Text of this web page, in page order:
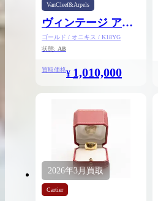
VanCleef&Arpels
ヴィンテージ アル
ハンブラ ネックレ
ス 10P
ゴールド / オニキス / K18YG
状態: AB
買取価格¥ 1,010,000
2026年3月買取
Cartier